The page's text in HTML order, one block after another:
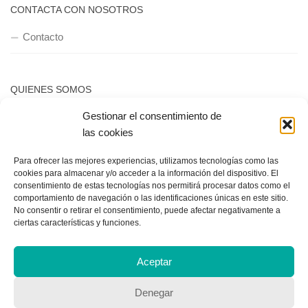
Gestionar el consentimiento de
las cookies
Para ofrecer las mejores experiencias, utilizamos tecnologías como las
cookies para almacenar y/o acceder a la información del dispositivo. El
consentimiento de estas tecnologías nos permitirá procesar datos como el
comportamiento de navegación o las identificaciones únicas en este sitio.
No consentir o retirar el consentimiento, puede afectar negativamente a
ciertas características y funciones.
Aceptar
Denegar
Política de privacidad
Copyright © 2018, Equipo IIColumnas